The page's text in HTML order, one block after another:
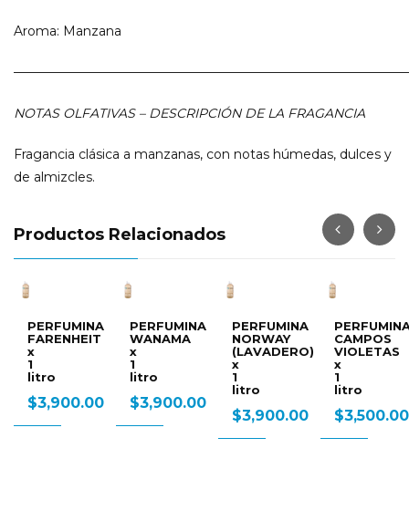
Aroma: Manzana
NOTAS OLFATIVAS – DESCRIPCIÓN DE LA FRAGANCIA
Fragancia clásica a manzanas, con notas húmedas, dulces y
de almizcles.
Productos Relacionados
PERFUMINA
FARENHEIT
x
1
litro
$3,900.00
PERFUMINA
WANAMA
x
1
litro
$3,900.00
PERFUMINA
NORWAY
(LAVADERO)
x
1
litro
$3,900.00
CAMPOS
VIOLETAS
x
1
litro
$3,500.00